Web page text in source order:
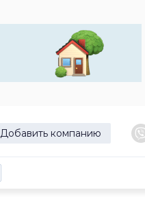
Добавить компанию